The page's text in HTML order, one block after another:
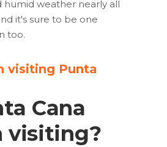
humid weather nearly all
it's sure to be one
too.
visiting Punta
Cana
visiting?